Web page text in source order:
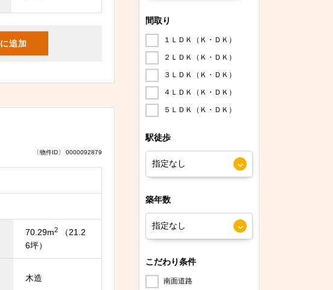
に追加
〔物件ID〕 0000092879
70.29m2
（21.2
6坪）
木造
間取り
１ＬＤＫ（Ｋ・ＤＫ）
２ＬＤＫ（Ｋ・ＤＫ）
３ＬＤＫ（Ｋ・ＤＫ）
４ＬＤＫ（Ｋ・ＤＫ）
５ＬＤＫ（Ｋ・ＤＫ）
駅徒歩
築年数
こだわり条件
南面道路